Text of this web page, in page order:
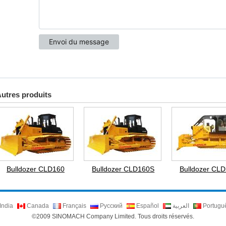
produits
Bulldozer CLD160 Bulldozer CLD160S Bulldozer
Canada Français Русский Español العربية
©2009 SINOMACH Company Limited. Tous droits réservés.